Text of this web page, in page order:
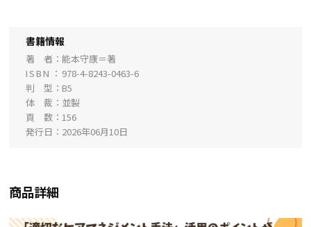
書籍情報
著 者
能本守康＝著
ISBN
978-4-8243-0463-6
判 型
B5
体 裁
並製
頁 数
156
発行日
2026年06月10日
商品詳細